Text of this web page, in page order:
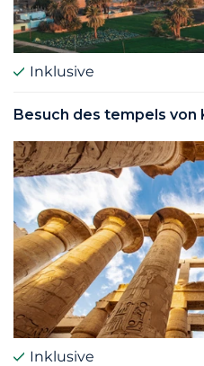
Inklusive
Besuch des tempels von
Inklusive